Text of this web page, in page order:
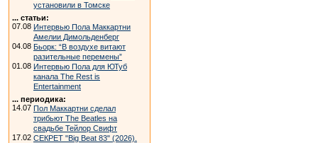
установили в Томске
... статьи:
07.08 Интервью Пола Маккартни
Амелии Димольденберг
04.08 Бьорк: “В воздухе витают
разительные перемены”
01.08 Интервью Пола для ЮТуб
канала The Rest is
Entertainment
... периодика:
14.07 Пол Маккартни сделал
трибьют The Beatles на
свадьбе Тейлор Свифт
17.02 СЕКРЕТ "Big Beat 83" (2026).